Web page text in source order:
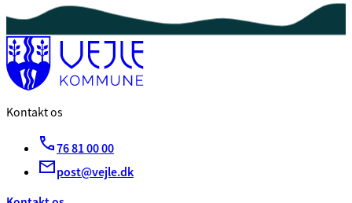
Kontakt os
76 81 00 00
post@vejle.dk